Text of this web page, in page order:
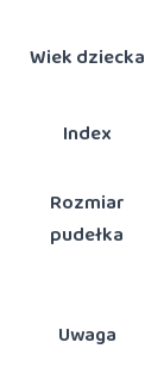
Wiek dziecka
Index
Rozmiar
pudełka
Uwaga